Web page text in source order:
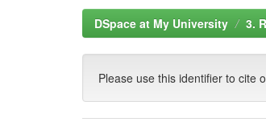
DSpace at My University 3.
Please use this identifier to cite